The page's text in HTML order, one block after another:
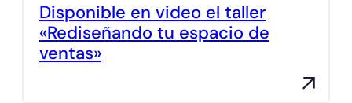
Disponible en video el taller
«Rediseñando tu espacio de
ventas»